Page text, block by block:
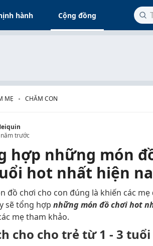
hành Cộng đồng
MẸ CHĂM CON
trước
hợp những món
hot nhất hiện
đồ chơi cho con đúng là khiến các
sẽ tổng hợp những món đồ chơi hot
mẹ tham khảo.
cho cho trẻ từ 1 - 3